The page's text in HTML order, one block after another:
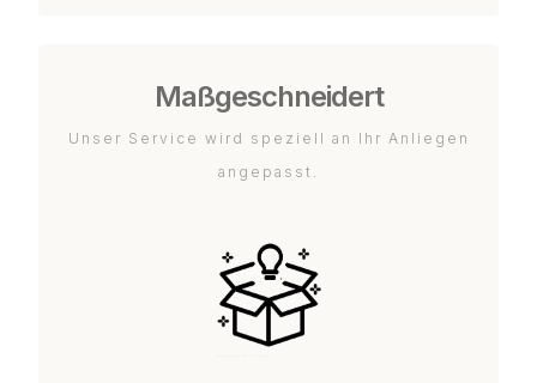
Maßgeschneidert
Unser Service wird speziell an Ihr Anliegen
angepasst.